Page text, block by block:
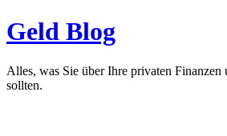
Geld Blog
Alles, was Sie über Ihre privaten Finanzen
sollten.